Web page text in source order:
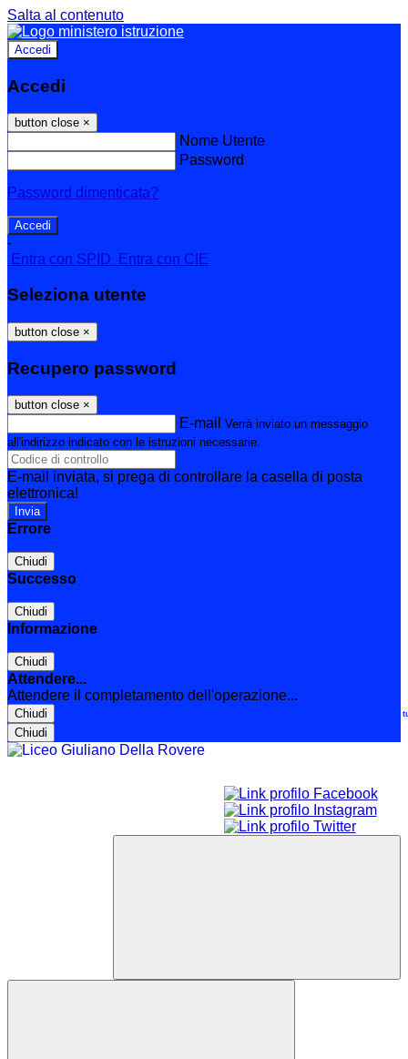
Salta al contenuto
Accedi
Accedi
button close ×
Nome Utente
Password
Password dimenticata?
-
Entra con SPID
Entra con CIE
Seleziona utente
button close ×
Recupero password
button close ×
E-mail Verrà inviato un messaggio
all'indirizzo indicato con le istruzioni necessarie.
E-mail inviata, si prega di controllare la casella di posta
elettronica!
Errore
Chiudi
Successo
Chiudi
Informazione
Chiudi
Attendere...
Attendere il completamento dell'operazione...
Chiudi
Chiudi
Le